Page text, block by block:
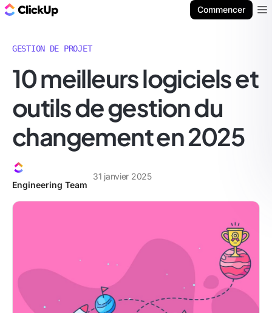
Commencer
GESTION DE PROJET
10 meilleurs logiciels et
outils de gestion du
changement en 2025
Engineering Team
31 janvier 2025